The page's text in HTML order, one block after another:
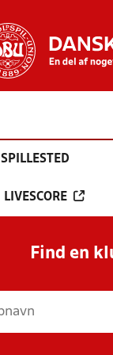
SPILLESTED
LIVESCORE
Find en